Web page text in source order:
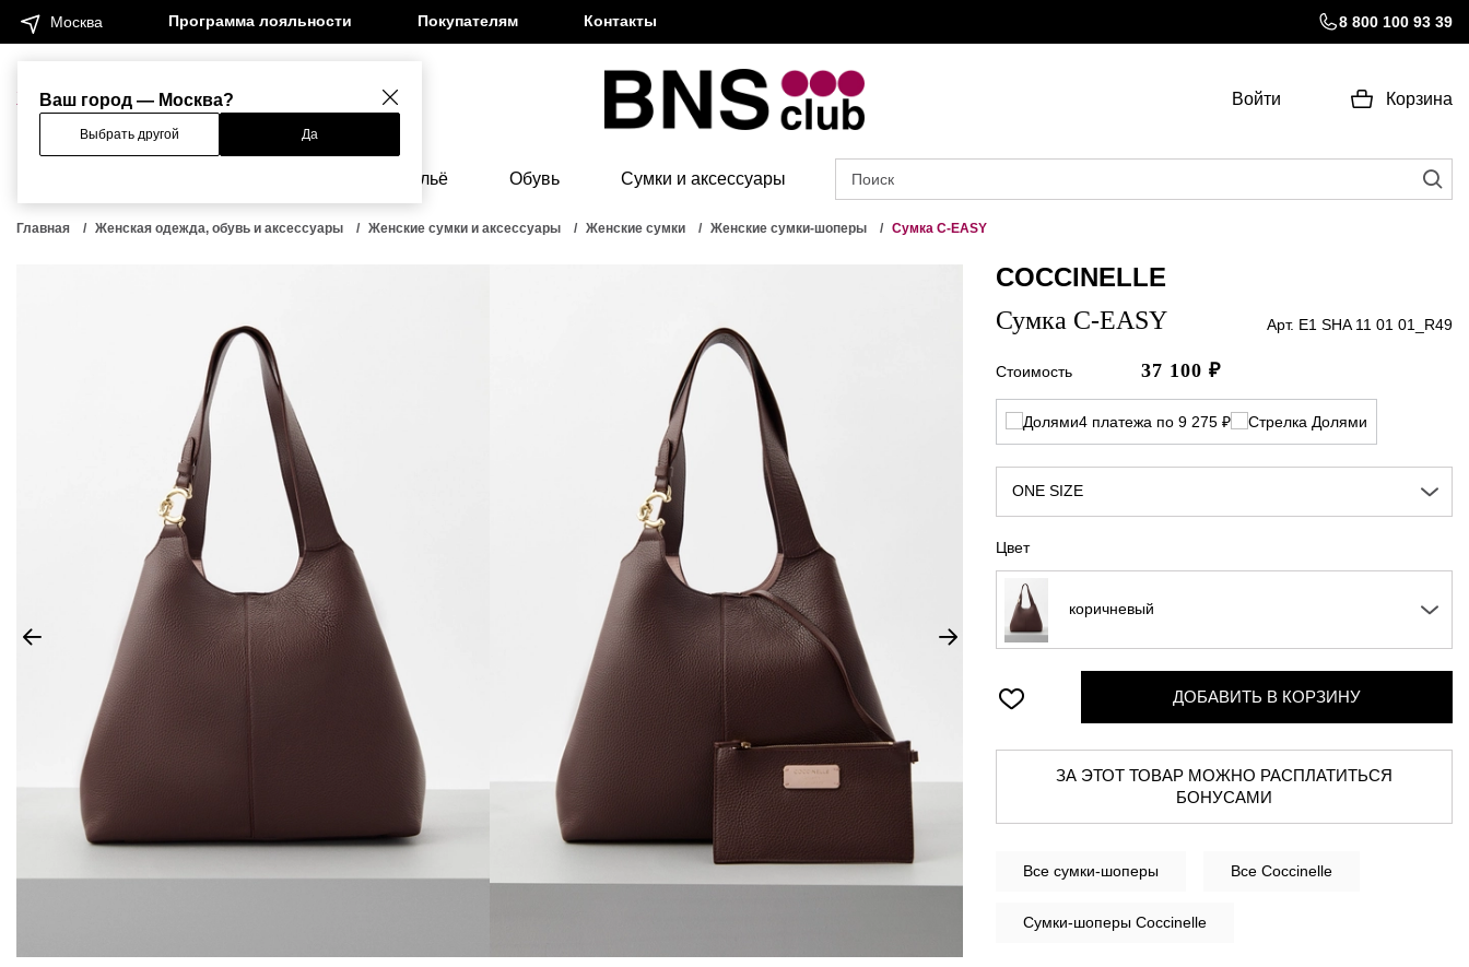
Ваш город — Москва?
Выбрать другой Да
Москва Программа лояльности Покупателям Контакты 8 800 100 93 39
Женщинам Мужчинам Войти Корзина
Бельё Обувь Сумки и аксессуары
Главная Женская одежда, обувь и аксессуары Женские сумки и аксессуары Женские сумки Женские сумки-шоперы Сумка C-EASY
COCCINELLE
Сумка C-EASY Арт. E1 SHA 11 01 01_R49
Стоимость 37 100 ₽
4 платежа по 9 275 ₽
ONE SIZE
Цвет
коричневый
ДОБАВИТЬ В КОРЗИНУ
ЗА ЭТОТ ТОВАР МОЖНО РАСПЛАТИТЬСЯ
БОНУСАМИ
Все сумки-шоперы Все Coccinelle
Сумки-шоперы Coccinelle